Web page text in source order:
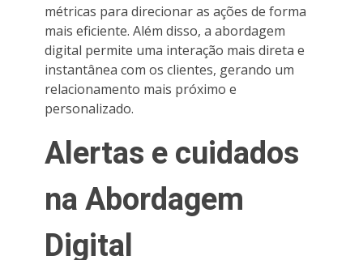
métricas para direcionar as ações de forma
mais eficiente. Além disso, a abordagem
digital permite uma interação mais direta e
instantânea com os clientes, gerando um
relacionamento mais próximo e
personalizado.
Alertas e cuidados
na Abordagem
Digital